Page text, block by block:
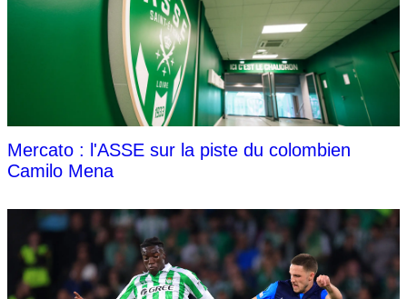
Mercato : l'ASSE sur la piste du colombien
Camilo Mena